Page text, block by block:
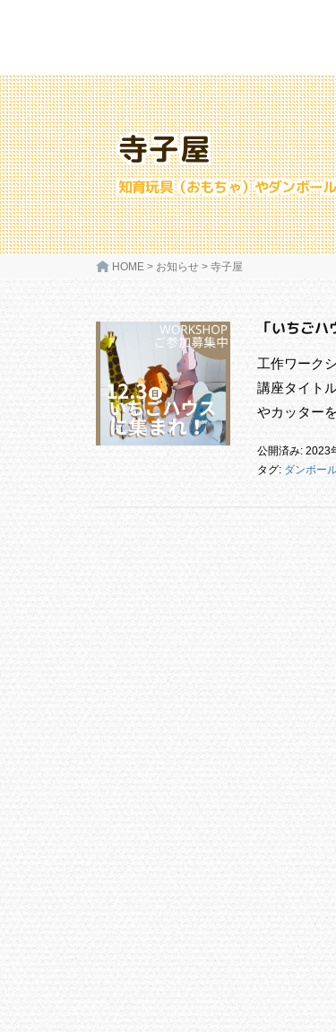
寺子屋
知育玩具（おもちゃ）やダンボー
HOME > お知らせ > 寺子屋
「いちご
工作ワーク
講座タイト
やカッター
公開済み: 2023
タグ: ダンボー